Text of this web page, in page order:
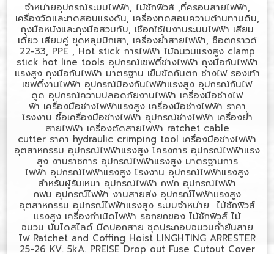
จำหน่ายอุปกรณ์ระบบไฟฟ้า, ไม้ชักฟิวส์ ,ที่ครอบสายไฟฟ้า,
เครื่องวัดและทดสอบแรงดัน, เครื่องทดสอบความต้านทานดิน,
ถุงมือหนังและถุงมือสวมทับ, เชือกใช้ในงานระบบไฟฟ้า เสียม
เดี่ยว เสียมคู่ ขุดหลุมปักเสา, เครื่องย้ำสายไฟฟ้า, ช็อตกราวด์
22-33, PPE , Hot stick การไฟฟ้า ไม้ฉนวนแรงสูงclamp
stick hot line tools อุปกรณ์เซฟตี้ช่างไฟฟ้า ถุงมือกันไฟฟ้า
แรงสูง ถุงมือกันไฟฟ้า มาตรฐาน เข็มขัดกันตก ช่างไฟ รองเท้า
เซฟตี้งานไฟฟ้า อุปกรณ์ป้องกันไฟฟ้าแรงสูง อุปกรณ์กันไฟ
ดูด อุปกรณ์ความปลอดภัยงานไฟฟ้า เครื่องมือช่างไฟ
ฟ้า เครื่องมือช่างไฟฟ้าแรงสูง เครื่องมือช่างไฟฟ้า ราคา
โรงงาน ซื้อเครื่องมือช่างไฟฟ้า อุปกรณ์ช่างไฟฟ้า เครื่องย้ำ
สายไฟฟ้า เครื่องตัดสายไฟฟ้า ratchet cable
cutter ราคา hydraulic crimping tool เครื่องมือช่างไฟฟ้า
อุตสาหกรรม อุปกรณ์ไฟฟ้าแรงสูง โครงการ อุปกรณ์ไฟฟ้าแรง
สูง งานราชการ อุปกรณ์ไฟฟ้าแรงสูง มาตรฐานการ
ไฟฟ้า อุปกรณ์ไฟฟ้าแรงสูง โรงงาน อุปกรณ์ไฟฟ้าแรงสูง
สำหรับผู้รับเหมา อุปกรณ์ไฟฟ้า กฟภ อุปกรณ์ไฟฟ้า
กฟน อุปกรณ์ไฟฟ้า งานสายส่ง อุปกรณ์ไฟฟ้าแรงสูง
อุตสาหกรรม อุปกรณ์ไฟฟ้าแรงสูง ระบบจำหน่าย ไม้ชักฟิวส์
แรงสูง เครื่องกำเนิดไฟฟ้า รอกยกของ ไม้ชักฟิวส์ ไม้
ฉนวน บันไดสไลด์ มีดปอกสาย ชุดประกอบฉนวนค้ำยันสาย
ไฟ Ratchet and Coffing Hoist LINGHTING ARRESTER
25-26 KV. 5kA. PREISE Drop out Fuse Cutout Cover